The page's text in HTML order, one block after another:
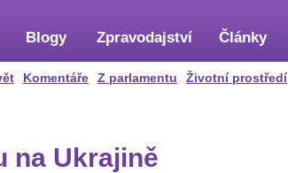
Komentáře Z parlamentu Životní prostředí
Blogy Zpravodajství Články
na Ukrajině